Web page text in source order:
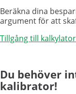
Beräkna dina
argument för att
Tillgång till
Du behöver
kalibrator!